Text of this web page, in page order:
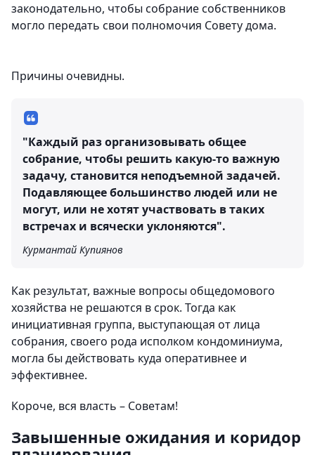
законодательно, чтобы собрание собственников
могло передать свои полномочия Совету дома.
Причины очевидны.
"Каждый раз организовывать общее
собрание, чтобы решить какую-то важную
задачу, становится неподъемной задачей.
Подавляющее большинство людей или не
могут, или не хотят участвовать в таких
встречах и всячески уклоняются".
Курмантай Купиянов
Как результат, важные вопросы общедомового
хозяйства не решаются в срок. Тогда как
инициативная группа, выступающая от лица
собрания, своего рода исполком кондоминиума,
могла бы действовать куда оперативнее и
эффективнее.
Короче, вся власть – Советам!
Завышенные ожидания и коридор